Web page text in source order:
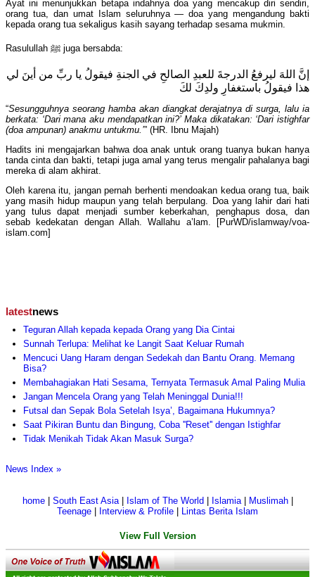
Ayat ini menunjukkan betapa indahnya doa yang mencakup diri sendiri,
orang tua, dan umat Islam seluruhnya — doa yang mengandung bakti
kepada orang tua sekaligus kasih sayang terhadap sesama mukmin.
Rasulullah ﷺ juga bersabda:
إنَّ اللهَ ليرفعُ الدرجةَ للعبدِ الصالحِ في الجنةِ فيقولُ يا ربِّ من أينَ لي
هذا فيقولُ باستغفارِ ولدِكَ لكَ
“Sesungguhnya seorang hamba akan diangkat derajatnya di surga, lalu ia
berkata: ‘Dari mana aku mendapatkan ini?’ Maka dikatakan: ‘Dari istighfar
(doa ampunan) anakmu untukmu.’” (HR. Ibnu Majah)
Hadits ini mengajarkan bahwa doa anak untuk orang tuanya bukan hanya
tanda cinta dan bakti, tetapi juga amal yang terus mengalir pahalanya bagi
mereka di alam akhirat.
Oleh karena itu, jangan pernah berhenti mendoakan kedua orang tua, baik
yang masih hidup maupun yang telah berpulang. Doa yang lahir dari hati
yang tulus dapat menjadi sumber keberkahan, penghapus dosa, dan
sebab kedekatan dengan Allah. Wallahu a’lam. [PurWD/islamway/voa-
islam.com]
latestnews
Teguran Allah kepada kepada Orang yang Dia Cintai
Sunnah Terlupa: Melihat ke Langit Saat Keluar Rumah
Mencuci Uang Haram dengan Sedekah dan Bantu Orang. Memang
Bisa?
Membahagiakan Hati Sesama, Ternyata Termasuk Amal Paling Mulia
Jangan Mencela Orang yang Telah Meninggal Dunia!!!
Futsal dan Sepak Bola Setelah Isya’, Bagaimana Hukumnya?
Saat Pikiran Buntu dan Bingung, Coba ''Reset'' dengan Istighfar
Tidak Menikah Tidak Akan Masuk Surga?
News Index »
home| South East Asia| Islam of The World Islamia| Muslimah|
Teenage
Interview & Profile Lintas Berita Islam
View Full Version